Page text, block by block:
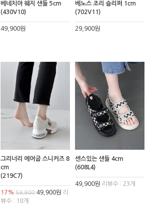
베네치아 웨지 샌들 5cm
(430V10)
49,900원
베노스 조리 슬리퍼 1cm
(702V11)
29,900원
그리너리 에어굽 스니커즈 8
cm
(219C7)
17% 59,90049,900원 리
뷰수 : 18개
센스있는 샌들 4cm
(608L4)
49,900원 리뷰수 : 23개